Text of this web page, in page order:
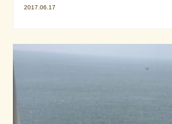
2017.06.17